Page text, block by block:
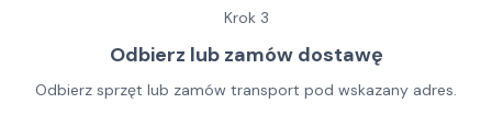
Krok 3
Odbierz lub zamów dostawę
Odbierz sprzęt lub zamów transport pod wskazany adres.